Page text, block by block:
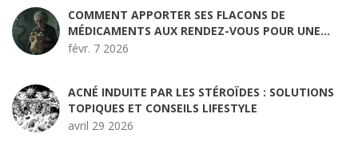
COMMENT APPORTER SES FLACONS DE
MÉDICAMENTS AUX RENDEZ-VOUS POUR UNE
RÉCONCILIATION PRÉCISE
févr. 7 2026
ACNÉ INDUITE PAR LES STÉROÏDES : SOLUTIONS
TOPIQUES ET CONSEILS LIFESTYLE
avril 29 2026